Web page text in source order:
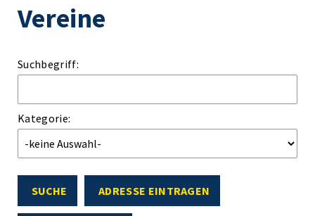
Vereine
Suchbegriff:
Kategorie:
SUCHE ADRESSE EINTRAGEN